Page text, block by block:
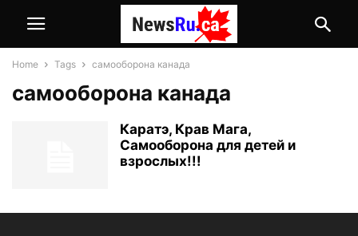
Home Tags самооборона канада
самооборона канада
Каратэ, Крав Мага,
Самооборона для детей и
взрослых!!!